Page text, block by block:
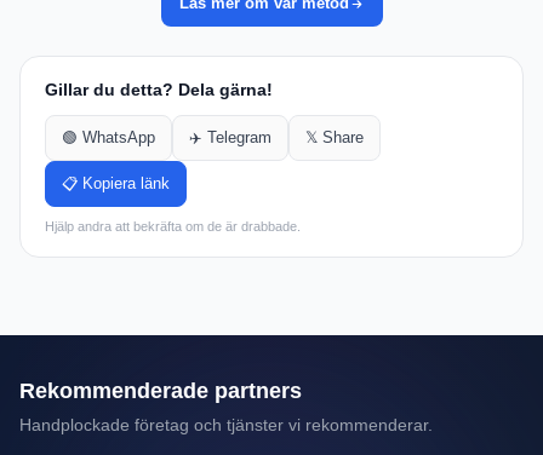
Gillar du detta? Dela gärna!
🟢 WhatsApp ✈️ Telegram 𝕏 Share
📋 Kopiera länk
Hjälp andra att bekräfta om de är drabbade.
Rekommenderade partners
Handplockade företag och tjänster vi rekommenderar.